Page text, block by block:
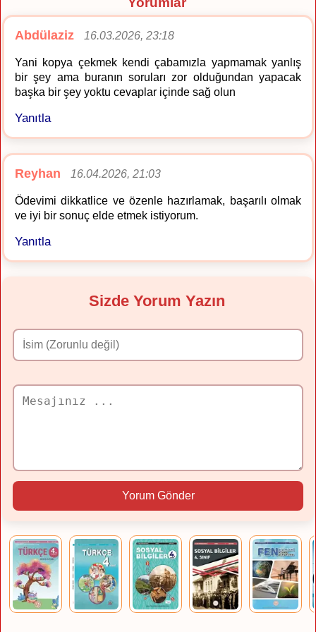
Abdülaziz 16.03.2026, 23:18
Yani kopya çekmek kendi çabamızla yapmamak yanlış
bir şey ama buranın soruları zor olduğundan yapacak
başka bir şey yoktu cevaplar içinde sağ olun
Yanıtla
Reyhan 16.04.2026, 21:03
Ödevimi dikkatlice ve özenle hazırlamak, başarılı olmak
ve iyi bir sonuç elde etmek istiyorum.
Yanıtla
Sizde Yorum Yazın
Yorum Gönder